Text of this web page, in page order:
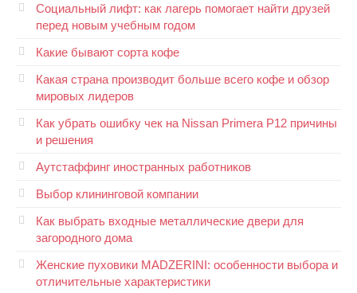
Социальный лифт: как лагерь помогает найти друзей
перед новым учебным годом
Какие бывают сорта кофе
Какая страна производит больше всего кофе и обзор
мировых лидеров
Как убрать ошибку чек на Nissan Primera P12 причины
и решения
Аутстаффинг иностранных работников
Выбор клининговой компании
Как выбрать входные металлические двери для
загородного дома
Женские пуховики MADZERINI: особенности выбора и
отличительные характеристики